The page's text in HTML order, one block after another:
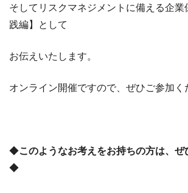
そしてリスクマネジメントに備える企業
践編】として
お伝えいたします。
オンライン開催ですので、ぜひご参加く
◆このようなお考えをお持ちの方は、ぜ
◆